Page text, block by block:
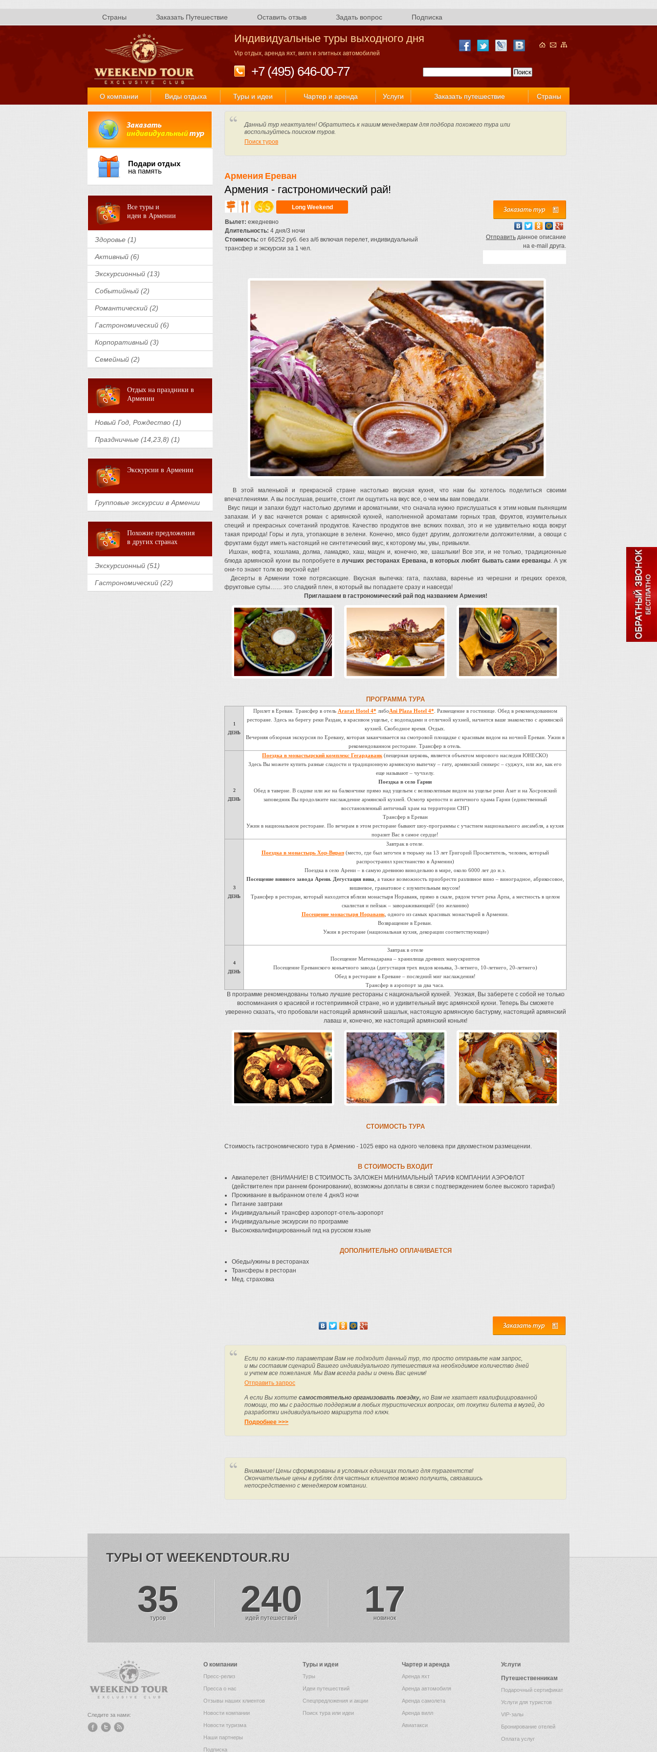
Страны Заказать Путешествие Оставить отзыв Задать вопрос Подписка
Индивидуальные туры выходного дня
Vip отдых, аренда яхт, вилл и элитных автомобилей
+7 (495) 646-00-77
О компании Виды отдыха Туры и идеи Чартер и аренда Услуги Заказать путешествие Страны
Подари отдых
на память
Все туры и
идеи в Армении
Здоровье (1)
Активный (6)
Экскурсионный (13)
Событийный (2)
Романтический (2)
Гастрономический (6)
Корпоративный (3)
Семейный (2)
Отдых на праздники в
Армении
Новый Год, Рождество (1)
Праздничные (14,23,8) (1)
Экскурсии в Армении
Групповые экскурсии в Армении
Похожие предложения
в других странах
Экскурсионный (51)
Гастрономический (22)
Данный тур неактуален! Обратитесь к нашим менеджерам для подбора похожего тура или
воспользуйтесь поиском туров.
Поиск туров
Армения Ереван
Армения - гастрономический рай!
Long Weekend
Вылет: ежедневно
Длительность: 4 дня/3 ночи
Стоимость: от 66252 руб. без а/б включая перелет, индивидуальный
трансфер и экскурсии за 1 чел.
Отправить данное описание
на e-mail друга.
В этой маленькой и прекрасной стране настолько вкусная кухня, что нам бы хотелось поделиться своими
впечатлениями. А вы послушав, решите, стоит ли ощутить на вкус все, о чем мы вам поведали.
Вкус пищи и запахи будут настолько другими и ароматными, что сначала нужно прислушаться к этим новым пьянящим
запахам. И у вас начнется роман с армянской кухней, наполненной ароматами горных трав, фруктов, изумительных
специй и прекрасных сочетаний продуктов. Качество продуктов вне всяких похвал, это и не удивительно когда вокруг
такая природа! Горы и луга, утопающие в зелени. Конечно, мясо будет другим, долгожители долгожителями, а овощи с
фруктами будут иметь настоящий не синтетический вкус, к которому мы, увы, привыкли.
Ишхан, кюфта, хошлама, долма, ламаджо, хаш, мацун и, конечно, же, шашлыки! Все эти, и не только, традиционные
блюда армянской кухни вы попробуете влучших ресторанах Еревана, в которых любят бывать сами ереванцы. А уж
они-то знают толк во вкусной еде!
Десерты в Армении тоже потрясающие. Вкусная выпечка: гата, пахлава, варенье из черешни и грецких орехов,
фруктовые супы…… это сладкий плен, в который вы попадаете сразу и навсегда!
Приглашаем в гастрономический рай под названием Армения!
ПРОГРАММА ТУРА
1
ДЕНЬ
Прилет в Ереван. Трансфер в отель Ararat Hotel 4* либоAni Plaza Hotel 4* . Размещение в гостинице. Обед в рекомендованном
ресторане. Здесь на берегу реки Раздан, в красивом ущелье, с водопадами и отличной кухней, начнется ваше знакомство с армянской
кухней. Свободное время. Отдых.
Вечерняя обзорная экскурсия по Еревану, которая заканчивается на смотровой площадке с красивым видом на ночной Ереван. Ужин в
рекомендованном ресторане. Трансфер в отель.
2
ДЕНЬ
Поездка в монастырский комплекс Гегардаванк (пещерная церковь, является объектом мирового наследия ЮНЕСКО)
Здесь Вы можете купить разные сладости и традиционную армянскую выпечку – гату, армянский сникерс – суджух, или же, как его
еще называют – чучхелу.
Поездка в село Гарни
Обед в таверне. В садике или же на балкончике прямо над ущельем с великолепным видом на ущелье реки Азат и на Хосровский
заповедник Вы продолжите наслаждение армянской кухней. Осмотр крепости и античного храма Гарни (единственный
восстановленный античный храм на территории СНГ)
Трансфер в Ереван
Ужин в национальном ресторане. По вечерам в этом ресторане бывают шоу-программы с участием национального ансамбля, а кухня
поразит Вас в самое сердце!
3
ДЕНЬ
Завтрак в отеле.
Поездка в монастырь Хор-Вирап(место, где был заточен в тюрьму на 13 лет Григорий Просветитель, человек, который
распространил христианство в Армении)
Поездка в село Арени – в самую древнюю винодельню в мире, около 6000 лет до н.э.
Посещение винного завода Арени. Дегустация вина , а также возможность приобрести разливное вино – виноградное, абрикосовое,
вишневое, гранатовое с изумительным вкусом!
Трансфер в ресторан, который находится вблизи монастыря Нораванк, прямо в скале, рядом течет река Арпа, а местность в целом
скалистая и пейзаж – завораживающий! (по желанию)
Посещение монастыря Нораванк, одного из самых красивых монастырей в Армении.
Возвращение в Ереван.
Ужин в ресторане (национальная кухня, декорации соответствующие)
4
ДЕНЬ
Завтрак в отеле
Посещение Матенадарана – хранилища древних манускриптов
Посещение Ереванского коньячного завода (дегустация трех видов коньяка, 3-летнего, 10-летнего, 20-летнего)
Обед в ресторане в Ереване – последний миг наслаждения!
Трансфер в аэропорт за два часа.
В программе рекомендованы только лучшие рестораны с национальной кухней. Уезжая, Вы заберете с собой не только
воспоминания о красивой и гостеприимной стране, но и удивительный вкус армянской кухни. Теперь Вы сможете
уверенно сказать, что пробовали настоящий армянский шашлык, настоящую армянскую бастурму, настоящий армянский
лаваш и, конечно, же настоящий армянский коньяк!
СТОИМОСТЬ ТУРА
Стоимость гастрономического тура в Армению - 1025 евро на одного человека при двухместном размещении.
В СТОИМОСТЬ ВХОДИТ
Авиаперелет (ВНИМАНИЕ! В СТОИМОСТЬ ЗАЛОЖЕН МИНИМАЛЬНЫЙ ТАРИФ КОМПАНИИ АЭРОФЛОТ
(действителен при раннем бронировании), возможны доплаты в связи с подтверждением более высокого тарифа!)
Проживание в выбранном отеле 4 дня/3 ночи
Питание завтраки
Индивидуальный трансфер аэропорт-отель-аэропорт
Индивидуальные экскурсии по программе
Высококвалифицированный гид на русском языке
ДОПОЛНИТЕЛЬНО ОПЛАЧИВАЕТСЯ
Обеды/ужины в ресторанах
Трансферы в ресторан
Мед. страховка
Если по каким-то параметрам Вам не подходит данный тур, то просто отправьте нам запрос,
и мы составим сценарий Вашего индивидуального путешествия на необходимое количество дней
и учтем все пожелания. Мы Вам всегда рады и очень Вас ценим!
Отправить запрос
А если Вы хотите самостоятельно организовать поездку, но Вам не хватает квалифицированной
помощи, то мы с радостью поддержим в любых туристических вопросах, от покупки билета в музей, до
разработки индивидуального маршрута под ключ.
Подробнее >>>
Внимание! Цены сформированы в условных единицах только для турагентств!
Окончательные цены в рублях для частных клиентов можно получить, связавшись
непосредственно с менеджером компании.
ТУРЫ ОТ WEEKENDTOUR.RU
35
туров 240
идей путешествий 17
новинок
Следите за нами:
О компании
Пресс-релиз
Пресса о нас
Отзывы наших клиентов
Новости компании
Новости туризма
Наши партнеры
Подписка
Туры и идеи
Туры
Идеи путешествий
Спецпредложения и акции
Поиск тура или идеи
Чартер и аренда
Аренда яхт
Аренда автомобиля
Аренда самолета
Аренда вилл
Авиатакси
Услуги
Путешественникам
Подарочный сертификат
Услуги для туристов
VIP-залы
Бронирование отелей
Оплата услуг